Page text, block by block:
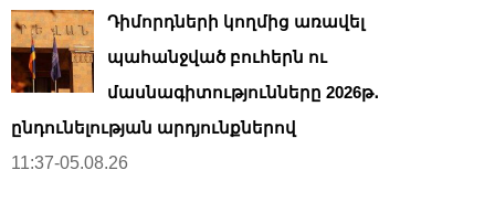
Դիմորդների կողմից առավել
պահանջված բուհերն ու
մասնագիտությունները 2026թ․
ընդունելության արդյունքներով
11:37-05.08.26